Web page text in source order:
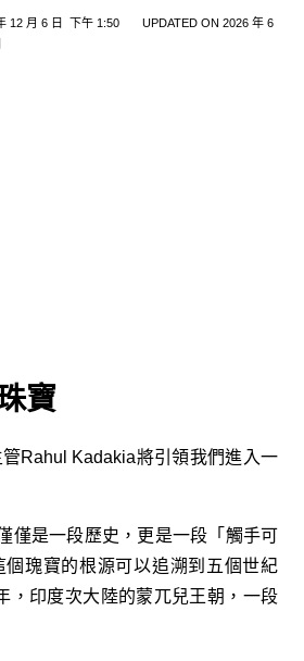
12 月 6 日 下午 1:50
UPDATED ON 2026 年 6
寶
Rahul Kadakia將引領我們進入一
僅是一段歷史，更是一段「觸手可
個瑰寶的根源可以追溯到五個世紀
，印度次大陸的蒙兀兒王朝，一段